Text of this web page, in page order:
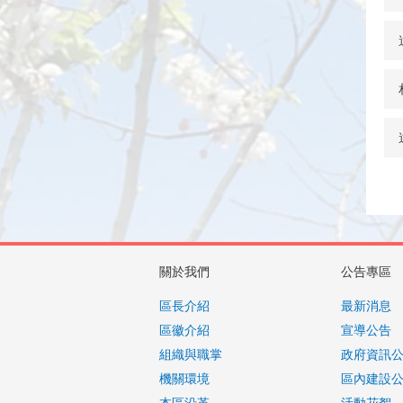
關於我們
區長介紹
區徽介紹
組織與職掌
機關環境
公告專區
最新消息
宣導公告
政府資訊
區內建設